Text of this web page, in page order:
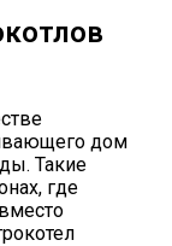
дом
Такие
где